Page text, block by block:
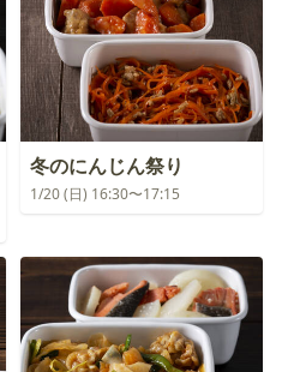
冬のにんじん祭り
1/20 (日) 16:30〜17:15